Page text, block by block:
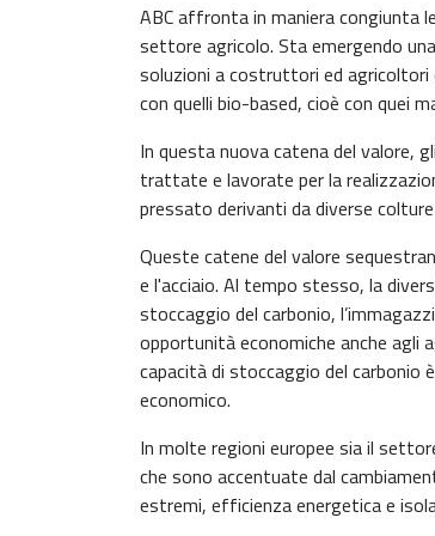
ABC affronta in maniera congiunta
settore agricolo. Sta emergendo
soluzioni a costruttori ed agricoltori
con quelli bio-based, cioè con quei
In questa nuova catena del valore,
trattate e lavorate per la
pressato derivanti da diverse
Queste catene del valore
e l'acciaio. Al tempo stesso, la
stoccaggio del carbonio,
opportunità economiche anche agli
capacità di stoccaggio del carbonio
economico.
In molte regioni europee sia il
che sono accentuate dal
estremi, efficienza energetica e